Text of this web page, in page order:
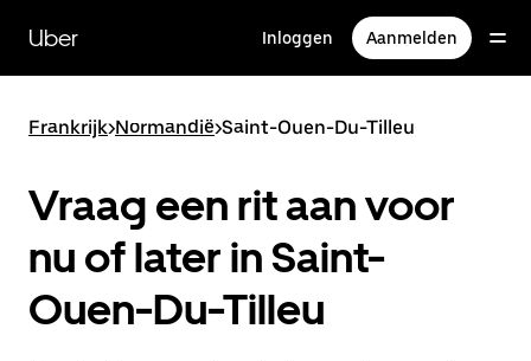
naar
hoofdinhoud
Uber Inloggen Aanmelden
Frankrijk>Normandië>Saint-Ouen-Du-Tilleu
Vraag een rit aan voor
nu of later in Saint-
Ouen-Du-Tilleu